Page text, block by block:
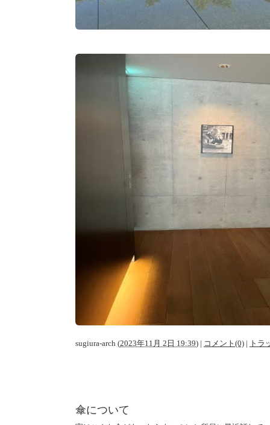
sugiura-arch (2023年11月 2日 19:39) | コメント(0) | トラ
傘について